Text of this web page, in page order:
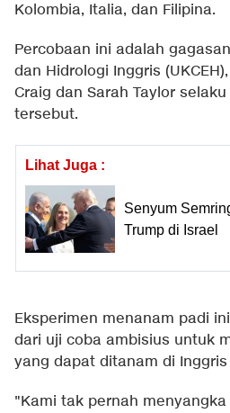
Kolombia, Italia, dan Filipina.
Percobaan ini adalah
dan Hidrologi Inggris
Craig dan Sarah Taylor
tersebut.
Lihat Juga :
Senyum
Trump di Israel
Eksperimen menanam padi
dari uji coba ambisius untuk
yang dapat ditanam di
"Kami tak pernah